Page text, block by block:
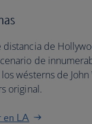
distancia de
de
wésterns de John
original.
en LA